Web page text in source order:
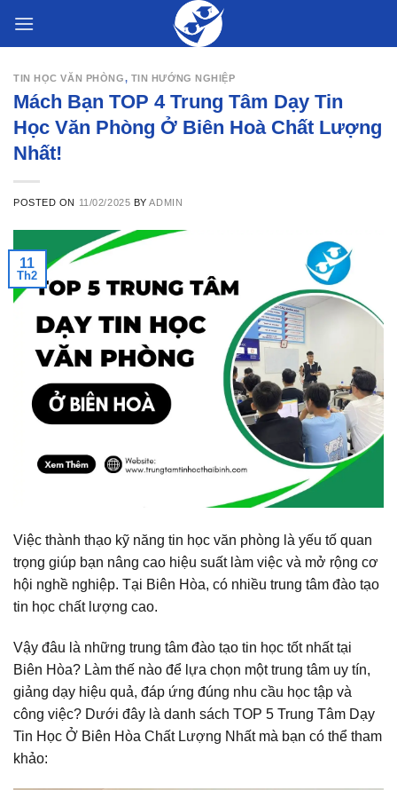
TIN HỌC VĂN PHÒNG, TIN HƯỚNG NGHIỆP
Mách Bạn TOP 4 Trung Tâm Dạy Tin
Học Văn Phòng Ở Biên Hoà Chất Lượng
Nhất!
POSTED ON 11/02/2025 BYADMIN
11
Th2
Việc thành thạo kỹ năng tin học văn phòng là yếu tố quan
trọng giúp bạn nâng cao hiệu suất làm việc và mở rộng cơ
hội nghề nghiệp. Tại Biên Hòa, có nhiều trung tâm đào tạo
tin học chất lượng cao.
Vậy đâu là những trung tâm đào tạo tin học tốt nhất tại
Biên Hòa? Làm thế nào để lựa chọn một trung tâm uy tín,
giảng dạy hiệu quả, đáp ứng đúng nhu cầu học tập và
công việc? Dưới đây là danh sách TOP 5 Trung Tâm Dạy
Tin Học Ở Biên Hòa Chất Lượng Nhất mà bạn có thể tham
khảo: